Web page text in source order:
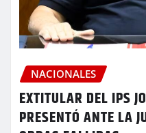
NACIONALES
EXTITULAR DEL IPS
PRESENTÓ ANTE LA